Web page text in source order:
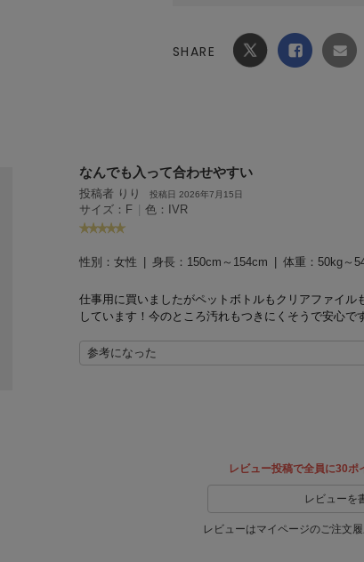
SHARE
なんでも入って合わせやすい
投稿者 りり 投稿日 2026年7月15日
サイズ：F | 色：IVR
性別： 女性 身長： 150cm～154cm 体重： 50kg～
仕事用に買いましたがペットボトルもクリアファイル
しています！今のところ汚れもつきにくそうで安心で
参考になった
レビュー投稿で全員に30ポ
レビューを
レビューはマイページのご注文